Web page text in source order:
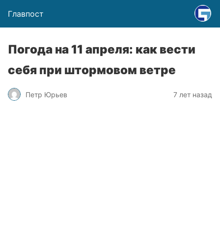
Главпост
Погода на 11 апреля: как вести
себя при штормовом ветре
Петр Юрьев 7 лет назад